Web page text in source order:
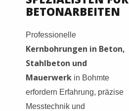
BETONARBEITEN
Professionelle
Kernbohrungen in Beton,
Stahlbeton und
Mauerwerk in Bohmte
erfordern Erfahrung, präzise
Messtechnik und